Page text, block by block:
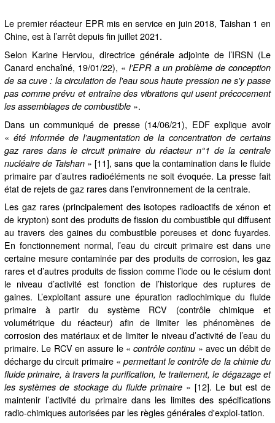
Le premier réacteur EPR mis en service en juin 2018, Taishan 1 en
Chine, est à l’arrêt depuis fin juillet 2021.
Selon Karine Herviou, directrice générale adjointe de l’IRSN (Le
Canard enchaîné, 19/01/22), «l’EPR a un problème de conception
de sa cuve : la circulation de l'eau sous haute pression ne s'y passe
pas comme prévu et entraîne des vibrations qui usent précocement
les assemblages de combustible ».
Dans un communiqué de presse (14/06/21), EDF explique avoir
«été informée de l’augmentation de la concentration de certains
gaz rares dans le circuit primaire du réacteur n°1 de la centrale
nucléaire de Taishan » [11], sans que la contamination dans le fluide
primaire par d’autres radioéléments ne soit évoquée. La presse fait
état de rejets de gaz rares dans l’environnement de la centrale.
Les gaz rares (principalement des isotopes radioactifs de xénon et
de krypton) sont des produits de fission du combustible qui diffusent
au travers des gaines du combustible poreuses et donc fuyardes.
En fonctionnement normal, l’eau du circuit primaire est dans une
certaine mesure contaminée par des produits de corrosion, les gaz
rares et d’autres produits de fission comme l’iode ou le césium dont
le niveau d’activité est fonction de l’historique des ruptures de
gaines. L’exploitant assure une épuration radiochimique du fluide
primaire à partir du système RCV (contrôle chimique et
volumétrique du réacteur) afin de limiter les phénomènes de
corrosion des matériaux et de limiter le niveau d’activité de l’eau du
primaire. Le RCV en assure le «contrôle continu » avec un débit de
décharge du circuit primaire « permettant le contrôle de la chimie du
fluide primaire, à travers la purification, le traitement, le dégazage et
les systèmes de stockage du fluide primaire » [12]. Le but est de
maintenir l’activité du primaire dans les limites des spécifications
radio-chimiques autorisées par les règles générales d'exploi-tation.